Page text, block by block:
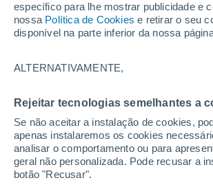
específico para lhe mostrar publicidade e
nossa Política de Cookies e retirar o seu
disponível na parte inferior da nossa
ALTERNATIVAMENTE,
Rejeitar tecnologias semelhantes a
Se não aceitar a instalação de cookies,
apenas instalaremos os cookies
analisar o comportamento ou para
geral não personalizada. Pode recusar a
botão "Recusar".
Hoje, 8 agosto Todo o
Bhuj-